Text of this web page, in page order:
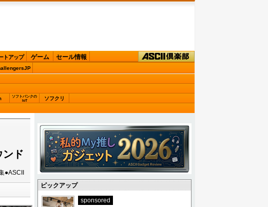
トアップ ゲーム セール情報
ソフトバンクの
IoT
ソフクリ
ンド
ピックアップ
sponsored